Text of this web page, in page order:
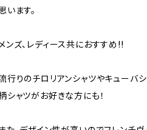
います。
ンズ、レディース共におすすめ!!
行りのチロリアンシャツやキューバシ
シャツがお好きな方にも！